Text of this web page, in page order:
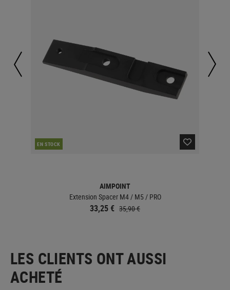
EN STOCK
AIMPOINT
Extension Spacer M4 / M5 / PRO
33,25 € 35,90 €
LES CLIENTS ONT AUSSI
ACHETÉ